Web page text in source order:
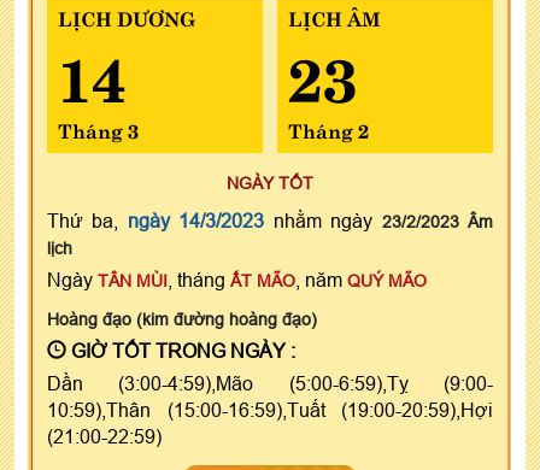
LỊCH DƯƠNG
14
Tháng 3
LỊCH ÂM
23
Tháng 2
NGÀY TỐT
Thứ ba, ngày 14/3/2023 nhằm ngày 23/2/2023 Âm
lịch
Ngày TÂN MÙI , tháng ẤT MÃO , năm QUÝ MÃO
Hoàng đạo (kim đường hoàng đạo)
GIỜ TỐT TRONG NGÀY :
Dần (3:00-4:59),Mão (5:00-6:59),Tỵ (9:00-
10:59),Thân (15:00-16:59),Tuất (19:00-20:59),Hợi
(21:00-22:59)